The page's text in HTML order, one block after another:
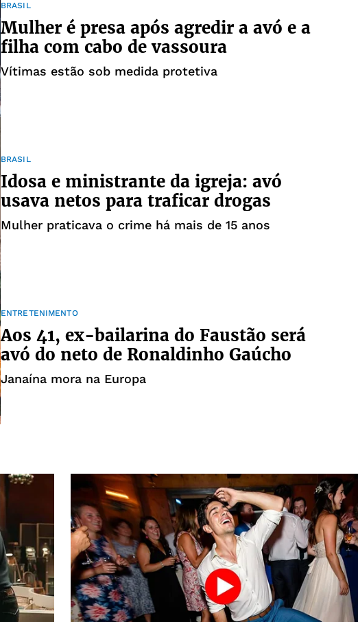
BRASIL
Mulher é presa após agredir a avó e a
filha com cabo de vassoura
Vítimas estão sob medida protetiva
BRASIL
Idosa e ministrante da igreja: avó
usava netos para traficar drogas
Mulher praticava o crime há mais de 15 anos
ENTRETENIMENTO
Aos 41, ex-bailarina do Faustão será
avó do neto de Ronaldinho Gaúcho
Janaína mora na Europa